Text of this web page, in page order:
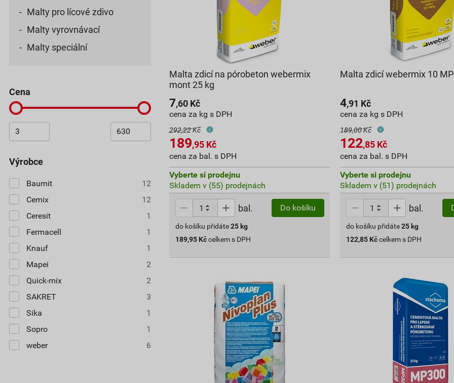
Malty pro lícové zdivo
Malty vyrovnávací
Malty speciální
výrobce
Baumit
12
Cemix
12
Ceresit
1
Fermacell
1
Knauf
1
Mapei
2
Quick-mix
2
SAKRET
3
Sika
1
Sopro
1
weber
6
cena
Malta zdicí na pórobeton webermix
mont 25 kg
7,60 Kč
cena za kg s DPH
292,22 Kč
189,95 Kč
cena za bal. s DPH
Vyberte si prodejnu
Skladem v (55) prodejnách
bal. Do košíku
do košíku přidáte 25 kg
189,95 Kč celkem s DPH
Malta zdicí webermix 10
4,91 Kč
cena za kg s DPH
189,00 Kč
122,85 Kč
cena za bal. s DPH
Vyberte si prodejnu
Skladem v (51) prodejnách
bal.
do košíku přidáte25 kg
122,85 Kčcelkem s DPH